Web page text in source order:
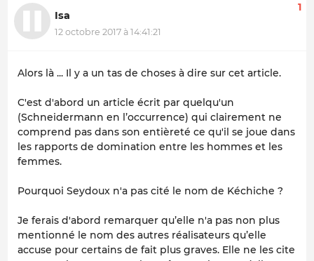
Isa
12 octobre 2017 à 14:41:21
1
Alors là ... Il y a un tas de choses à dire sur cet article.
C'est d'abord un article écrit par quelqu'un
(Schneidermann en l’occurrence) qui clairement ne
comprend pas dans son entièreté ce qu'il se joue dans
les rapports de domination entre les hommes et les
femmes.
Pourquoi Seydoux n'a pas cité le nom de Kéchiche ?
Je ferais d'abord remarquer qu’elle n'a pas non plus
mentionné le nom des autres réalisateurs qu’elle
accuse pour certains de fait plus graves. Elle ne les cite